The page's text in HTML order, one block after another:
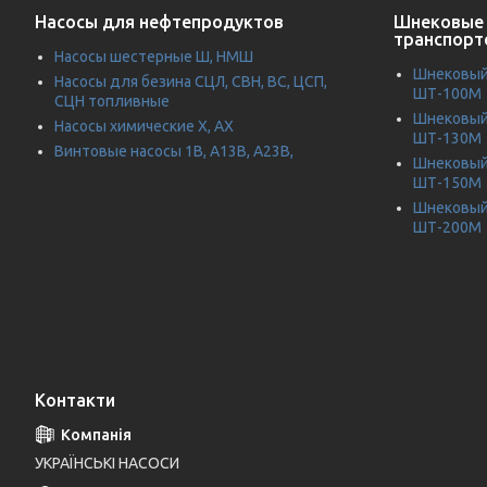
Насосы для нефтепродуктов
Насосы шестерные Ш, НМШ
Насосы для безина СЦЛ, СВН, ВС, ЦСП,
СЦН топливные
Насосы химические Х, АХ
Винтовые насосы 1В, А13В, А23В,
Шнековые
Шнековый
ШТ-100М
Шнековый
ШТ-130М
Шнековый
ШТ-150М
Шнековый
ШТ-200М
Контакти
УКРАЇНСЬКІ НАСОСИ